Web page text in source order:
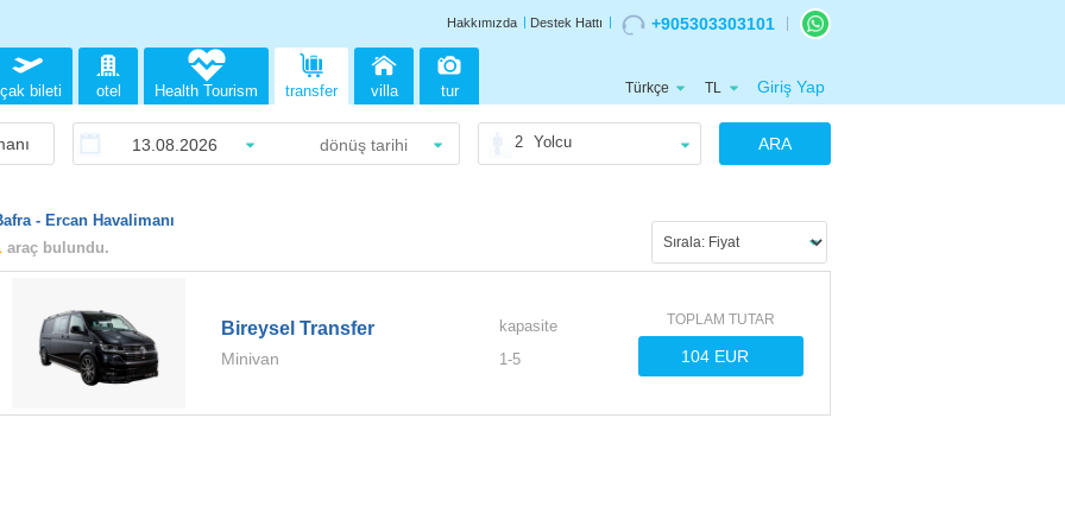
Hakkımızda Destek Hattı +905303303101
bileti otel transfer villa tur
Health Tourism Türkçe TL Giriş Yap
2 Yolcu ARA
- Ercan Havalimanı
araç bulundu.
Bireysel Transfer
Minivan
kapasite
1-5
TOPLAM TUTAR